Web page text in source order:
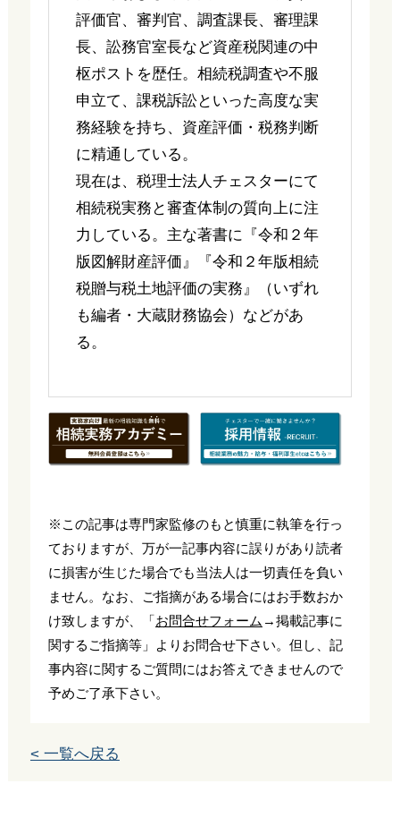
評価官、審判官、調査課長、審理課
長、訟務官室長など資産税関連の中
枢ポストを歴任。相続税調査や不服
申立て、課税訴訟といった高度な実
務経験を持ち、資産評価・税務判断
に精通している。
現在は、税理士法人チェスターにて
相続税実務と審査体制の質向上に注
力している。主な著書に『令和２年
版図解財産評価』『令和２年版相続
税贈与税土地評価の実務』（いずれ
も編者・大蔵財務協会）などがあ
る。
※この記事は専門家監修のもと慎重に執筆を行っ
ておりますが、万が一記事内容に誤りがあり読者
に損害が生じた場合でも当法人は一切責任を負い
ません。なお、ご指摘がある場合にはお手数おか
け致しますが、「 お問合せフォーム →掲載記事に
関するご指摘等」よりお問合せ下さい。但し、記
事内容に関するご質問にはお答えできませんので
予めご了承下さい。
< 一覧へ戻る